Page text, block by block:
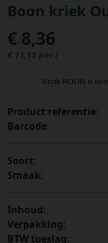
Boon kriek
€ 8,36
€ 11,15 per l
Kriek BOON is
Product referentie:
Barcode:
Soort:
Smaak:
Inhoud:
Verpakking:
BTW toeslag: